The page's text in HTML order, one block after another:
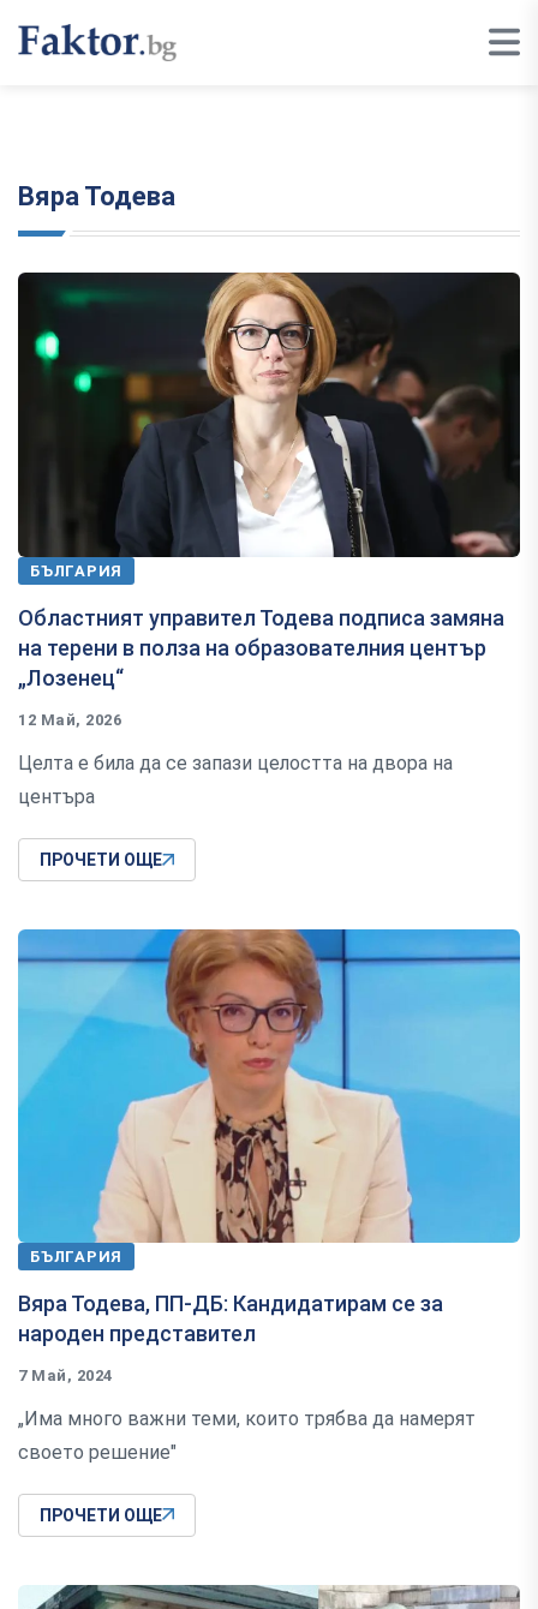
Вяра Тодева
БЪЛГАРИЯ
Областният управител Тодева подписа замяна
на терени в полза на образователния център
„Лозенец“
12 Май, 2026
Целта е била да се запази целостта на двора на
центъра
ПРОЧЕТИ ОЩЕ
БЪЛГАРИЯ
Вяра Тодева, ПП-ДБ: Кандидатирам се за
народен представител
7 Май, 2024
„Има много важни теми, които трябва да намерят
своето решение"
ПРОЧЕТИ ОЩЕ